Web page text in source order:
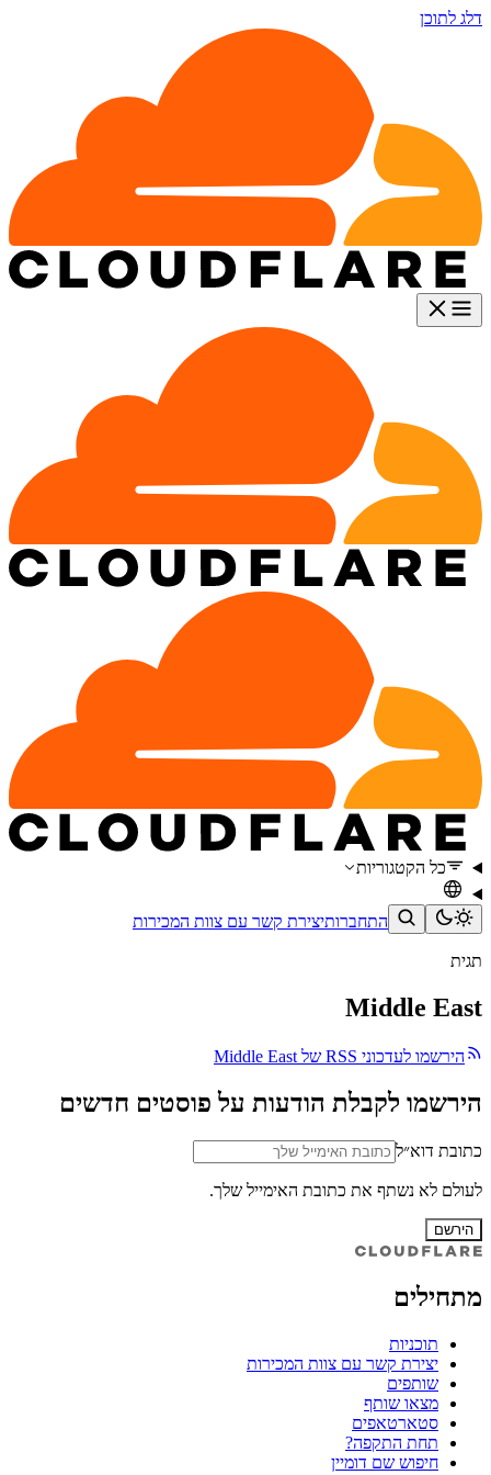
דלג לתוכן
כל הקטגוריות
התחברותיצירת קשר עם צוות המכירות
תגית
Middle East
הירשמו לעדכוני RSS של Middle East
הירשמו לקבלת הודעות על פוסטים חדשים
כתובת דוא״ל
לעולם לא נשתף את כתובת האימייל שלך.
הירשם
מתחילים
תוכניות
יצירת קשר עם צוות המכירות
שותפים
מצאו שותף
סטארטאפים
תחת התקפה?
חיפוש שם דומיין